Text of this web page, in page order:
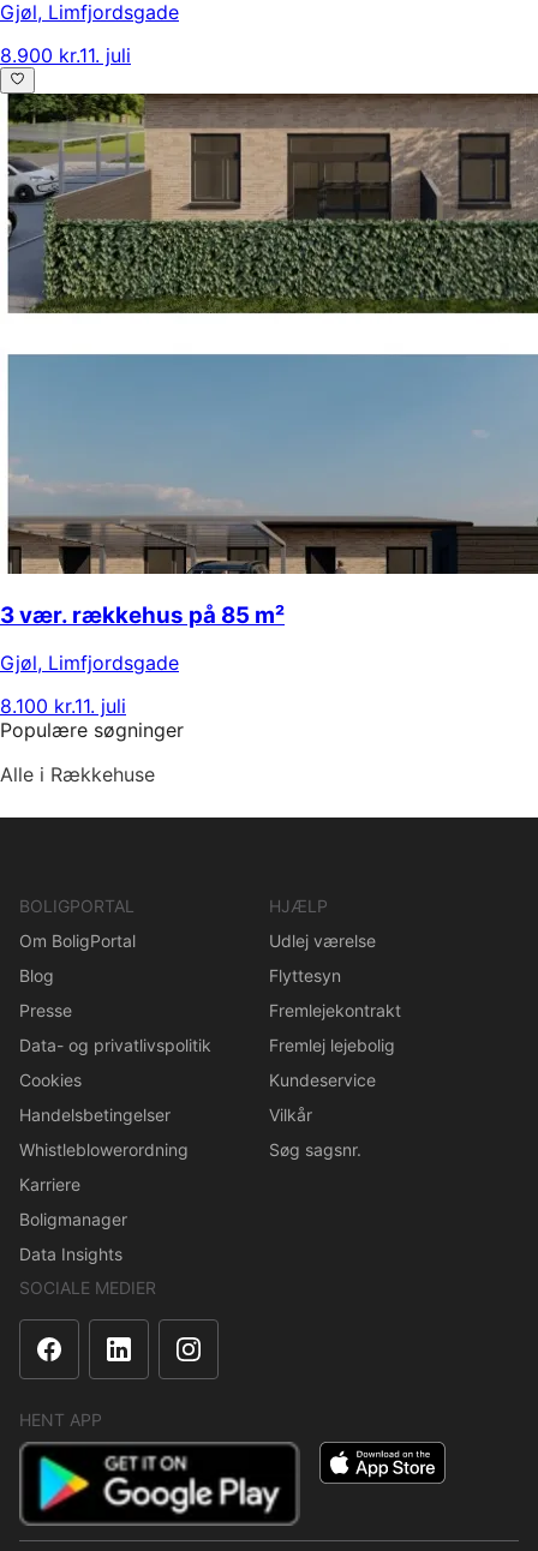
Gjøl, Limfjordsgade
8.900 kr.11. juli
3 vær. rækkehus på 85 m²
Gjøl, Limfjordsgade
8.100 kr.11. juli
Populære søgninger
Alle i Rækkehuse
BOLIGPORTAL
Om BoligPortal
Blog
Presse
Data- og privatlivspolitik
Cookies
Handelsbetingelser
Whistleblowerordning
Karriere
Boligmanager
Data Insights
HJÆLP
Udlej værelse
Flyttesyn
Fremlejekontrakt
Fremlej lejebolig
Kundeservice
Vilkår
Søg sagsnr.
SOCIALE MEDIER
HENT APP